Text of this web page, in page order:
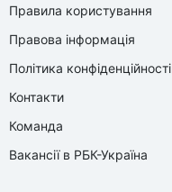
Правила користування
Правова інформація
Політика конфіденційності
Контакти
Команда
Вакансії в РБК-Україна